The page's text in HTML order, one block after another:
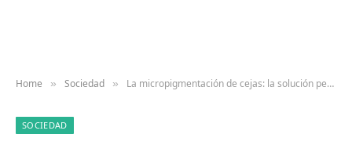
Home » Sociedad » La micropigmentación de cejas: la solución perfecta para unas cejas definidas y naturales
SOCIEDAD